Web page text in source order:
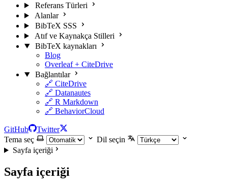
Referans Türleri
Alanlar
BibTeX SSS
Atıf ve Kaynakça Stilleri
BibTeX kaynakları
Blog
Overleaf + CiteDrive
Bağlantılar
🔗 CiteDrive
🔗 Datanautes
🔗 R Markdown
🔗 BehaviorCloud
GitHub
Twitter
Tema seç
Dil seçin
Sayfa içeriği
Sayfa içeriği